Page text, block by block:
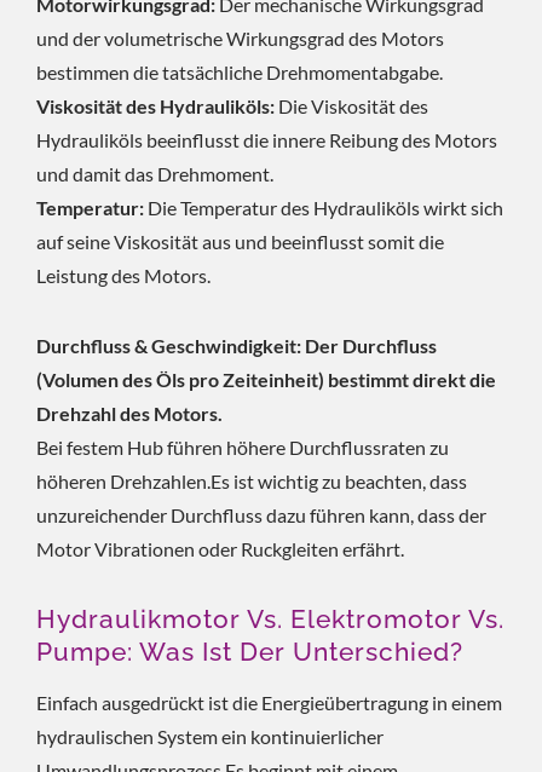
und der volumetrische Wirkungsgrad des Motors
bestimmen die tatsächliche Drehmomentabgabe.
Viskosität des Hydrauliköls: Die Viskosität des
Hydrauliköls beeinflusst die innere Reibung des Motors
und damit das Drehmoment.
Temperatur: Die Temperatur des Hydrauliköls wirkt sich
auf seine Viskosität aus und beeinflusst somit die
Leistung des Motors.
Durchfluss & Geschwindigkeit: Der Durchfluss
(Volumen des Öls pro Zeiteinheit) bestimmt direkt die
Drehzahl des Motors.
Bei festem Hub führen höhere Durchflussraten zu
höheren Drehzahlen.Es ist wichtig zu beachten, dass
unzureichender Durchfluss dazu führen kann, dass der
Motor Vibrationen oder Ruckgleiten erfährt.
Hydraulikmotor Vs. Elektromotor Vs.
Pumpe: Was Ist Der Unterschied?
Einfach ausgedrückt ist die Energieübertragung in einem
hydraulischen System ein kontinuierlicher